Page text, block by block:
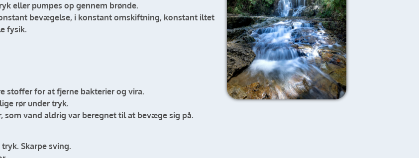
eller pumpes op gennem brønde.
bevægelse, i konstant omskiftning, konstant iltet
fysik.
stoffer for at fjerne bakterier og vira.
rør under tryk.
som vand aldrig var beregnet til at bevæge sig på.
Skarpe sving.